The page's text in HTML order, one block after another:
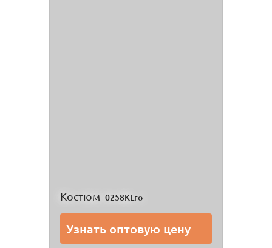
Костюм 0258KLro
Узнать оптовую цену